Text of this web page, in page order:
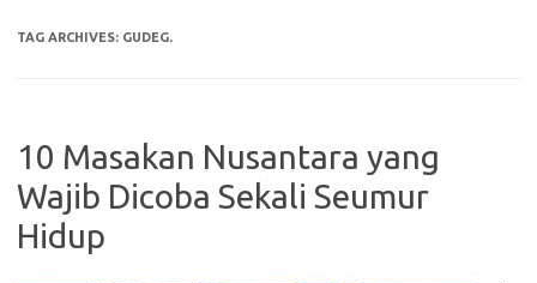
TAG ARCHIVES: GUDEG.
10 Masakan Nusantara yang
Wajib Dicoba Sekali Seumur
Hidup